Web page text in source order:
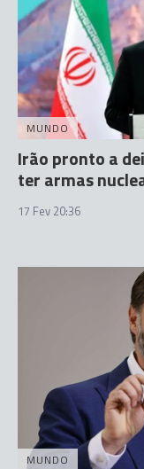
MUNDO
Irão pronto a
ter armas
17 Fev 20:36
MUNDO